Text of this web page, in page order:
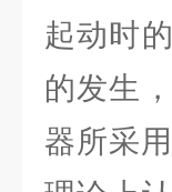
起动时
的发生
器所采